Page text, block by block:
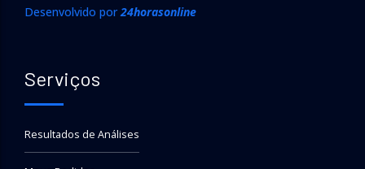
Desenvolvido por24horasonline
Serviços
Resultados de Análises